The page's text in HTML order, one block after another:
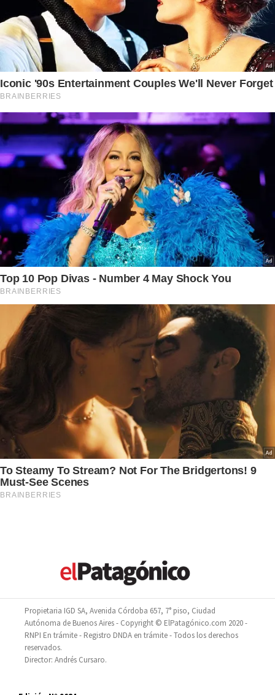
Propietaria IGD SA, Avenida Córdoba 657, 7° piso, Ciudad
Autónoma de Buenos Aires - Copyright © ElPatagónico.com 2020 -
RNPI En trámite - Registro DNDA en trámite - Todos los derechos
reservados.
Director: Andrés Cursaro.